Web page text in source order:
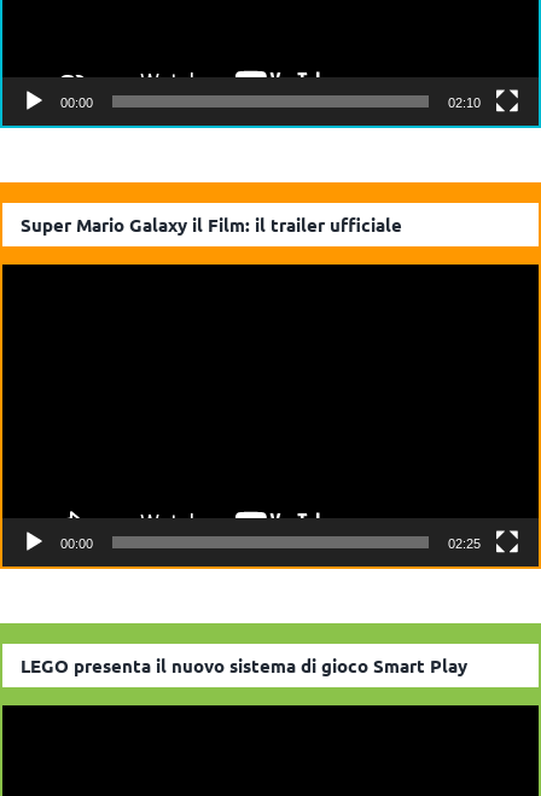
00:00 02:10
Super Mario Galaxy il Film: il trailer ufficiale
00:00 02:25
LEGO presenta il nuovo sistema di gioco Smart Play